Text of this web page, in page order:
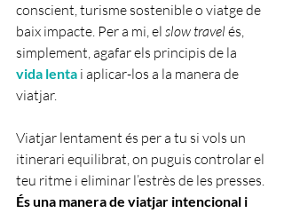
conscient, turisme sostenible o viatge de
baix impacte. Per a mi, el slow travel és,
simplement, agafar els principis de la
vida lenta i aplicar-los a la manera de
viatjar.
Viatjar lentament és per a tu si vols un
itinerari equilibrat, on puguis controlar el
teu ritme i eliminar l’estrès de les presses.
És una manera de viatjar intencional i